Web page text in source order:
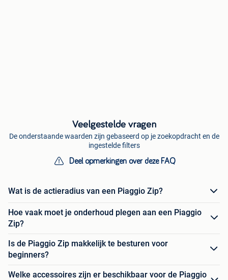
Veelgestelde vragen
De onderstaande waarden zijn gebaseerd op je zoekopdracht en de
ingestelde filters
Deel opmerkingen over deze FAQ
Wat is de actieradius van een Piaggio Zip?
Hoe vaak moet je onderhoud plegen aan een Piaggio
Zip?
Is de Piaggio Zip makkelijk te besturen voor
beginners?
Welke accessoires zijn er beschikbaar voor de Piaggio